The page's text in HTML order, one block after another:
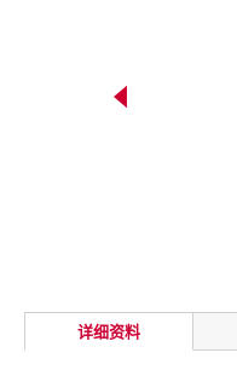
详细资料